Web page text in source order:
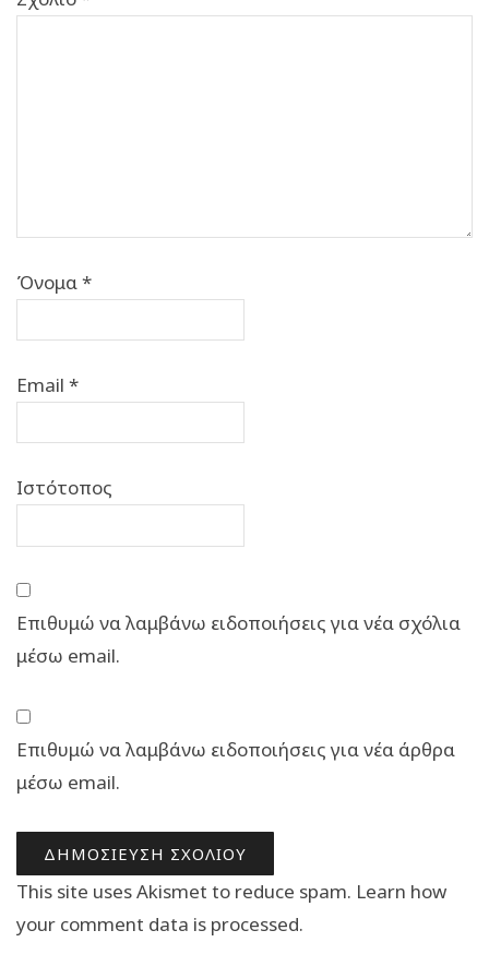
Όνομα*
Email *
Ιστότοπος
Επιθυμώ να λαμβάνω ειδοποιήσεις για νέα σχόλια
μέσω email.
Επιθυμώ να λαμβάνω ειδοποιήσεις για νέα άρθρα
μέσω email.
This site uses Akismet to reduce spam. Learn how
your comment data is processed.